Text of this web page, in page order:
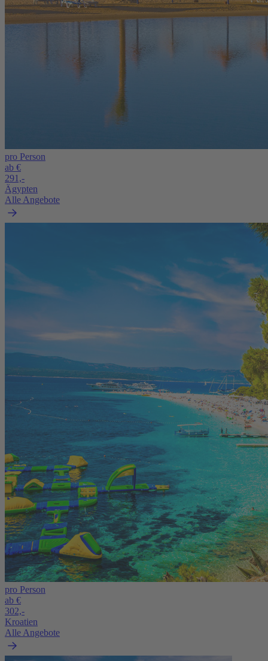
pro Person
ab €
291,-
Ägypten
Alle Angebote
pro Person
ab €
302,-
Kroatien
Alle Angebote